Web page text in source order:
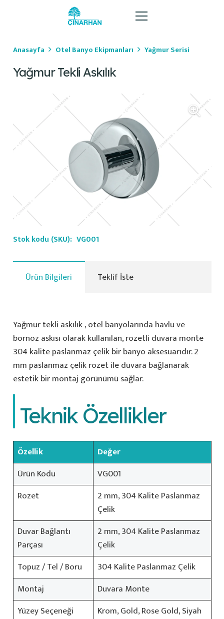
Anasayfa Otel Banyo Ekipmanları Yağmur Serisi
Yağmur Tekli Askılık
Stok kodu (SKU): VG001
Ürün Bilgileri Teklif İste
Yağmur tekli askılık , otel banyolarında havlu ve
bornoz askısı olarak kullanılan, rozetli duvara monte
304 kalite paslanmaz çelik bir banyo aksesuarıdır. 2
mm paslanmaz çelik rozet ile duvara bağlanarak
estetik bir montaj görünümü sağlar.
Teknik Özellikler
Özellik
Değer
Ürün Kodu
VG001
Rozet
2 mm, 304 Kalite Paslanmaz
Çelik
Duvar Bağlantı
Parçası
2 mm, 304 Kalite Paslanmaz
Çelik
Topuz / Tel / Boru
304 Kalite Paslanmaz Çelik
Montaj
Duvara Monte
Yüzey Seçeneği
Krom, Gold, Rose Gold, Siyah